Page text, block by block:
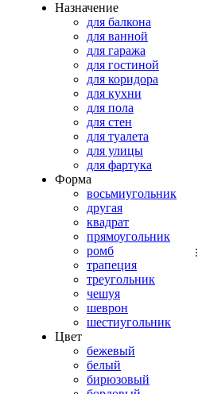
Назначение
для балкона
для ванной
для гаража
для гостиной
для коридора
для кухни
для пола
для стен
для туалета
для улицы
для фартука
Форма
восьмиугольник
другая
квадрат
прямоугольник
ромб
трапеция
треугольник
чешуя
шеврон
шестиугольник
Цвет
бежевый
белый
бирюзовый